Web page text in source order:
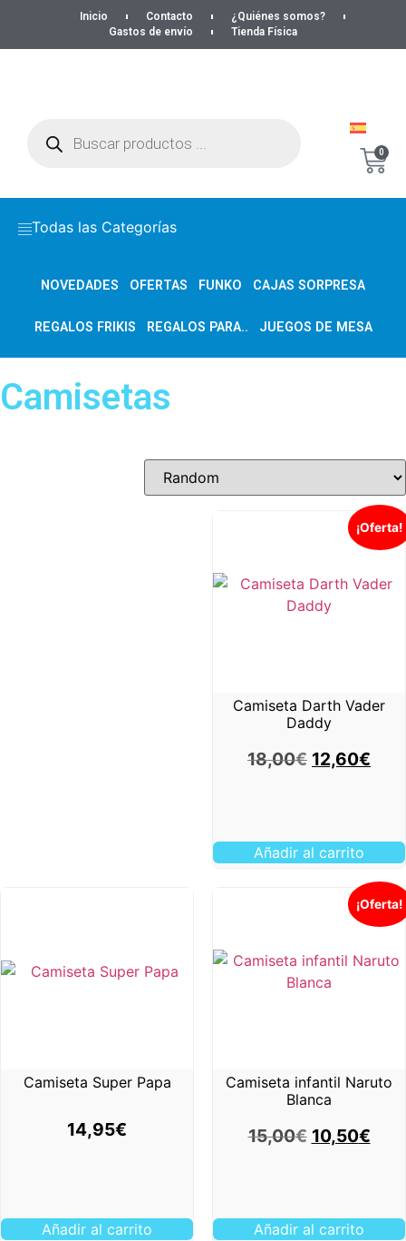
Inicio Contacto
¿Quiénes somos?
Gastos de envío
Tienda Física
0
Todas las Categorías
NOVEDADES OFERTAS FUNKO CAJAS SORPRESA
REGALOS FRIKIS REGALOS PARA.. JUEGOS DE MESA
Camisetas
¡Oferta!
Camiseta Darth Vader
Daddy
18,00€ 12,60€
Añadir al carrito
Camiseta Super Papa
14,95€
Añadir al carrito
¡Oferta!
Camiseta infantil Naruto
Blanca
15,00€ 10,50€
Añadir al carrito